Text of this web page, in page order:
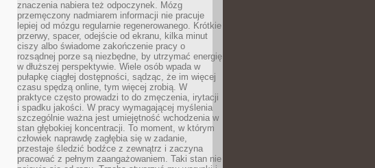
znaczenia nabiera też odpoczynek. Mózg
przemęczony nadmiarem informacji nie pracuje
lepiej od mózgu regularnie regenerowanego. Krótkie
przerwy, spacer, odejście od ekranu, kilka minut
ciszy albo świadome zakończenie pracy o
rozsądnej porze są niezbędne, by utrzymać energię
w dłuższej perspektywie. Wiele osób wpada w
pułapkę ciągłej dostępności, sądząc, że im więcej
czasu spędzą online, tym więcej zrobią. W
praktyce często prowadzi to do zmęczenia, irytacji
i spadku jakości. W pracy wymagającej myślenia
szczególnie ważna jest umiejętność wchodzenia w
stan głębokiej koncentracji. To moment, w którym
człowiek naprawdę zagłębia się w zadanie,
przestaje śledzić bodźce z zewnątrz i zaczyna
pracować z pełnym zaangażowaniem. Taki stan nie